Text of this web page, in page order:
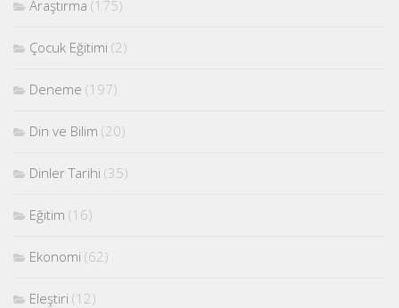
Araştırma (175)
Çocuk Eğitimi (2)
Deneme (197)
Din ve Bilim (20)
Dinler Tarihi (35)
Eğitim (16)
Ekonomi (62)
Eleştiri (12)